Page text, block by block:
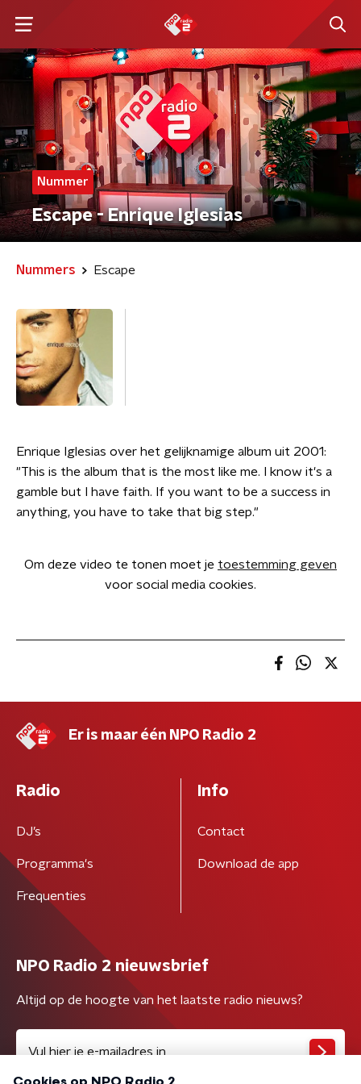
Nummer
Escape - Enrique Iglesias
Nummers Escape
Enrique Iglesias over het gelijknamige album uit 2001:
"This is the album that is the most like me. I know it's a
gamble but I have faith. If you want to be a success in
anything, you have to take that big step."
Om deze video te tonen moet je toestemming geven
voor social media cookies.
Er is maar één NPO Radio 2
Radio
DJ’s
Programma's
Frequenties
Info
Contact
Download de app
NPO Radio 2 nieuwsbrief
Altijd op de hoogte van het laatste radio nieuws?